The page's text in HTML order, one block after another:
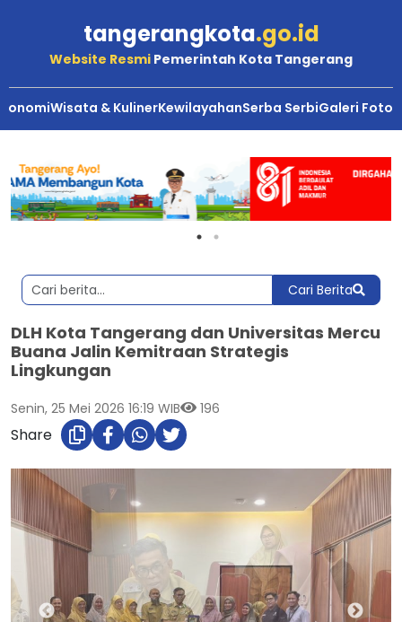
tangerangkota.go.id
Website Resmi Pemerintah Kota Tangerang
Wisata & KulinerKewilayahanSerba SerbiGaleri Foto
Cari Berita
DLH Kota Tangerang dan Universitas Mercu
Buana Jalin Kemitraan Strategis
Lingkungan
Senin, 25 Mei 2026 16:19 WIB 196
Share